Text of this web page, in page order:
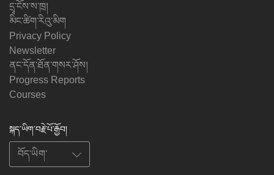
དྲྭ་ངོས་ས་ཁྲ།
མིང་ཚིག་རིའུ་མིག
Privacy Policy
Newsletter
ནང་དོན་ཐོན་གསར་ཤོས།
Progress Reports
Courses
སྐད་ཡིག་བརྗེ་པོ་རྒྱོབ།